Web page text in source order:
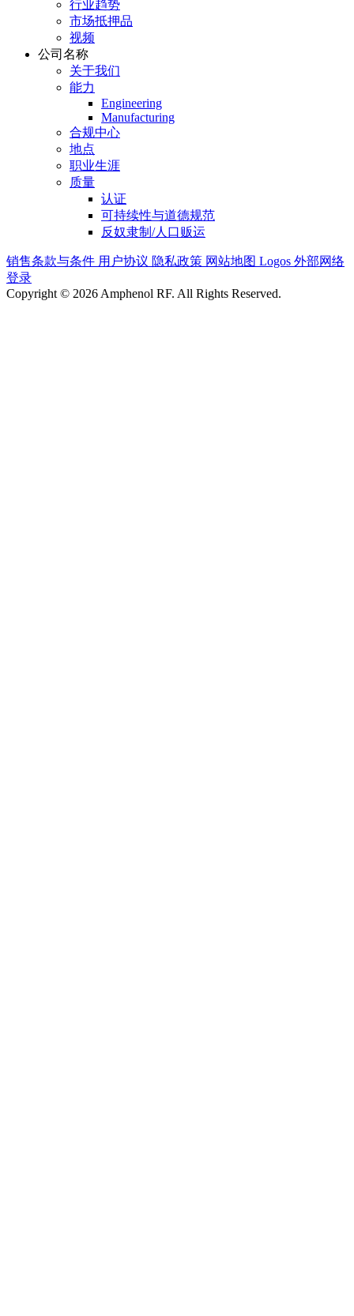
行业趋势
市场抵押品
视频
公司名称
关于我们
能力
Engineering
Manufacturing
合规中心
地点
职业生涯
质量
认证
可持续性与道德规范
反奴隶制/人口贩运
销售条款与条件 用户协议 隐私政策 网站地图 Logos 外部网络
登录
Copyright © 2026 Amphenol RF. All Rights Reserved.